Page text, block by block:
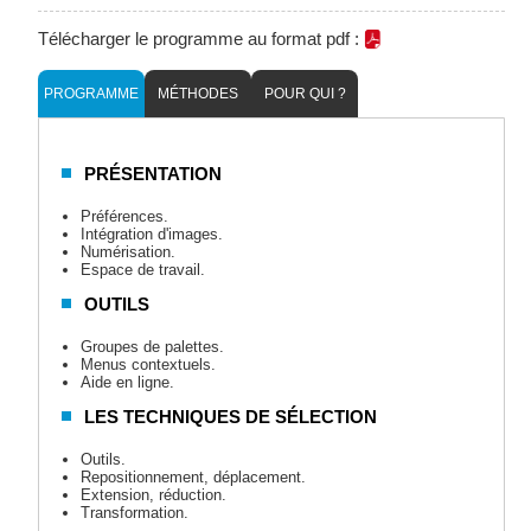
Télécharger le programme au format pdf :
PROGRAMME MÉTHODES POUR QUI ?
PRÉSENTATION
Préférences.
Intégration d'images.
Numérisation.
Espace de travail.
OUTILS
Groupes de palettes.
Menus contextuels.
Aide en ligne.
LES TECHNIQUES DE SÉLECTION
Outils.
Repositionnement, déplacement.
Extension, réduction.
Transformation.